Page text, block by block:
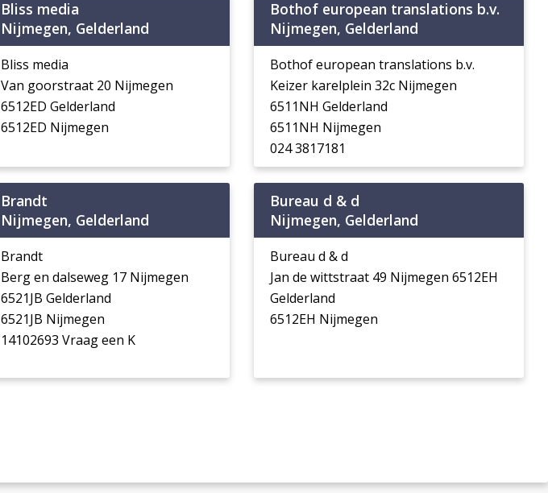
Bliss media
Nijmegen, Gelderland
Bliss media
Van goorstraat 20 Nijmegen
6512ED Gelderland
6512ED Nijmegen
Bothof european translations b.v.
Nijmegen, Gelderland
Bothof european translations b.v.
Keizer karelplein 32c Nijmegen
6511NH Gelderland
6511NH Nijmegen
024 3817181
Brandt
Nijmegen, Gelderland
Brandt
Berg en dalseweg 17 Nijmegen
6521JB Gelderland
6521JB Nijmegen
14102693 Vraag een K
Bureau d & d
Nijmegen, Gelderland
Bureau d & d
Jan de wittstraat 49 Nijmegen 6512EH
Gelderland
6512EH Nijmegen